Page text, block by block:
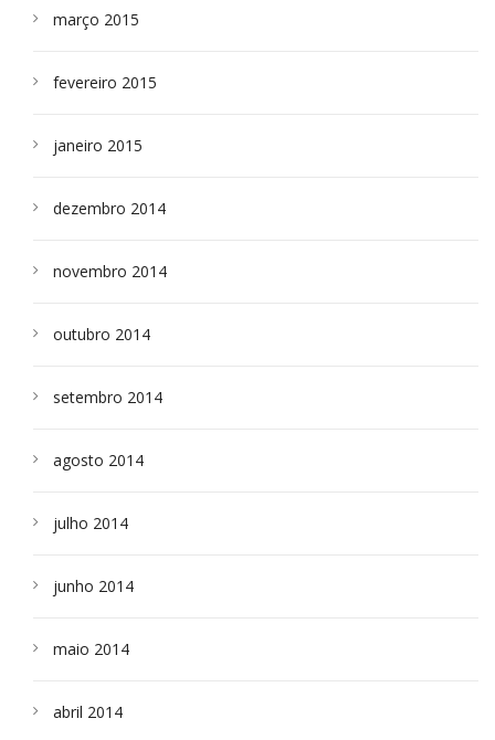
março 2015
fevereiro 2015
janeiro 2015
dezembro 2014
novembro 2014
outubro 2014
setembro 2014
agosto 2014
julho 2014
junho 2014
maio 2014
abril 2014